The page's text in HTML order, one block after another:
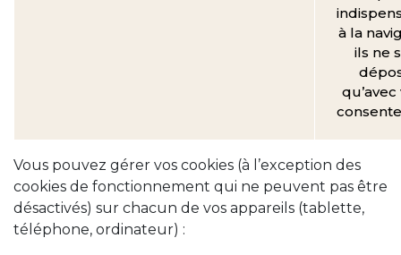
à la
ils ne
Vous pouvez gérer vos cookies (à l’exception des
cookies de fonctionnement qui ne peuvent pas être
désactivés) sur chacun de vos appareils (tablette,
téléphone, ordinateur) :